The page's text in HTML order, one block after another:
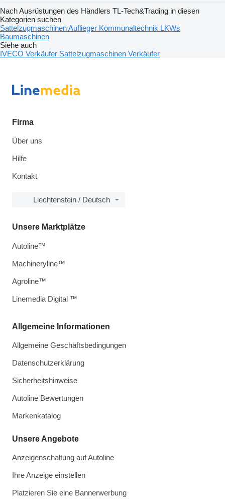
Nach Ausrüstungen des Händlers TL-Tech&Trading in diesen
Kategorien suchen
SattelzugmaschinenAuflieger Kommunaltechnik LKWs
Baumaschinen
Siehe auch
IVECO Verkäufer Sattelzugmaschinen Verkäufer
Firma
Über uns
Hilfe
Kontakt
Liechtenstein / Deutsch
Allgemeine Informationen
Allgemeine Geschäftsbedingungen
Datenschutzerklärung
Sicherheitshinweise
Autoline Bewertungen
Markenkatalog
Unsere Angebote
Anzeigenschaltung auf Autoline
Ihre Anzeige einstellen
Platzieren Sie eine Bannerwerbung
Unsere Marktplätze
Autoline™
Machineryline™
Agroline™
Linemedia Digital ™